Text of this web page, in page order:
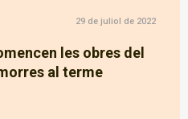
29 de juliol de 2022
les obres del
al terme